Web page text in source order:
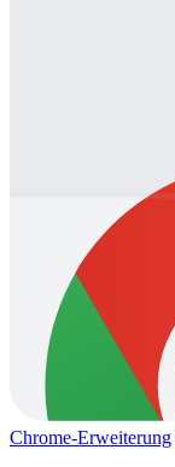
Chrome-Erweiterung